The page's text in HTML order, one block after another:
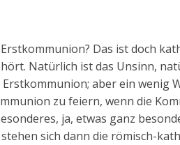
Das ist doch
Natürlich ist das Unsinn,
aber ein wenig
zu feiern, wenn die
ja, etwas ganz
sich dann die römisch-